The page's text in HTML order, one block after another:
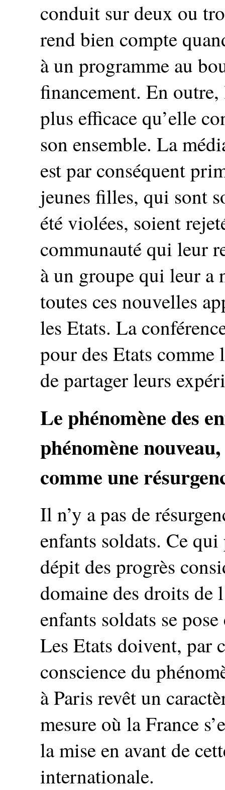
conduit sur deux ou
rend bien compte
à un programme au
financement. En
plus efficace qu’elle
son ensemble. La
est par conséquent
jeunes filles, qui sont
été violées, soient
communauté qui leur
à un groupe qui leur
toutes ces nouvelles
les Etats. La
pour des Etats
de partager leurs
Le phénomène des
phénomène
comme une
Il n’y a pas de
enfants soldats. Ce qui
dépit des progrès
domaine des droits de
enfants soldats se
Les Etats doivent, par
conscience du
à Paris revêt un
mesure où la France
la mise en avant de
internationale.